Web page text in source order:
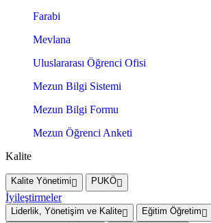
Farabi
Mevlana
Uluslararası Öğrenci Ofisi
Mezun Bilgi Sistemi
Mezun Bilgi Formu
Mezun Öğrenci Anketi
Kalite
Kalite Yönetimi PUKÖ
İyileştirmeler
Liderlik, Yönetişim ve Kalite
Eğitim Öğretim